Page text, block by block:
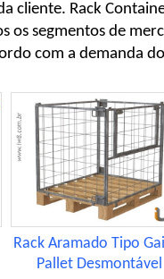
cliente. Rack
os segmentos de
com a demanda
Rack Aramado Tipo
Pallet Desmontável